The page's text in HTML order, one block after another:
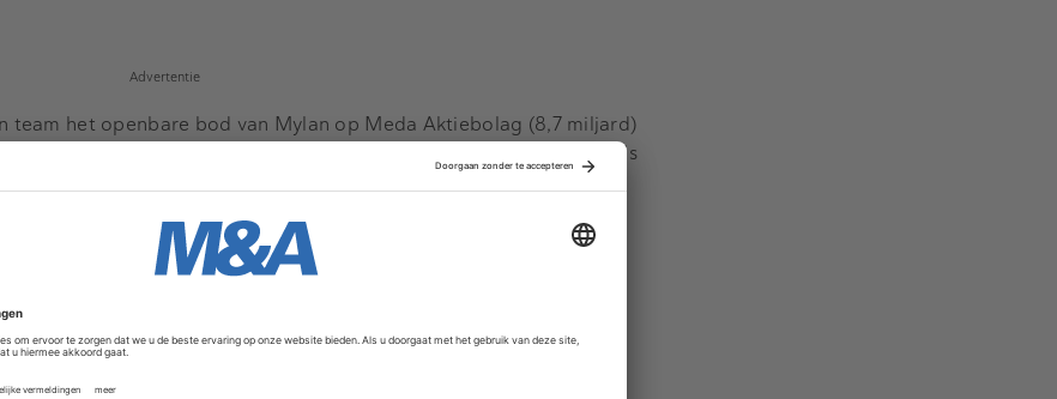
Advertentie
team het openbare bod van Mylan op Meda Aktiebolag (8,7 miljard)
en Ziggo Nederland (19 miljard). Door deze twee miljardendeals
in de legal league table naar dealwaarde.
2
Freshfields Bruckhaus Deringer